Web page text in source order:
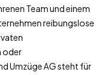
Team und einem
reibungslose
oder
Umzüge AG steht für